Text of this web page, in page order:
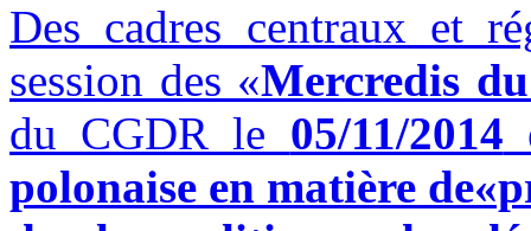
Des cadres centraux et
session des «Mercredis
du CGDR le 05/11/2014
polonaise en matière